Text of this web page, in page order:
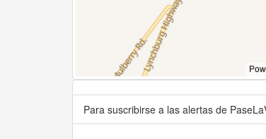
Para suscribirse a las alertas de